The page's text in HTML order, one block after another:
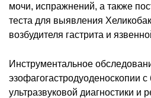
мочи, испражнений, а также
теста для выявления
возбудителя гастрита и
Инструментальное
эзофагогастродуоденоскопии с
ультразвуковой диагностики и